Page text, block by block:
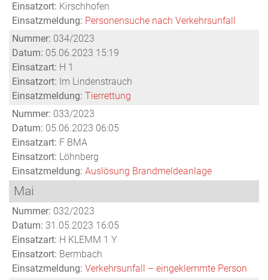
Einsatzort: Kirschhofen
Einsatzmeldung: Personensuche nach Verkehrsunfall
Nummer: 034/2023
Datum: 05.06.2023 15:19
Einsatzart: H 1
Einsatzort: Im Lindenstrauch
Einsatzmeldung: Tierrettung
Nummer: 033/2023
Datum: 05.06.2023 06:05
Einsatzart: F BMA
Einsatzort: Löhnberg
Einsatzmeldung: Auslösung Brandmeldeanlage
Mai
Nummer: 032/2023
Datum: 31.05.2023 16:05
Einsatzart: H KLEMM 1 Y
Einsatzort: Bermbach
Einsatzmeldung: Verkehrsunfall – eingeklemmte Person